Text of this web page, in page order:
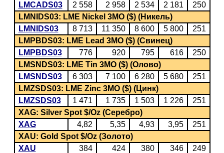
LMCADS03
2 558 2 958 2 534 2 181
250
LMNIDS03: LME Nickel 3MO ($) (Никель)
LMNIDS03
8 713 11 350 8 600 5 800
251
LMPBDS03: LME Lead 3MO ($) (Свинец)
LMPBDS03
776 920 795 616
250
LMSNDS03: LME Tin 3MO ($) (Олово)
LMSNDS03
6 303 7 100 6 280 5 680
251
LMZSDS03: LME Zinc 3MO ($) (Цинк)
LMZSDS03
1 471 1 735 1 503 1 226
251
XAG: Silver Spot $/Oz (Серебро)
XAG
4,82 5,35 4,93 3,95
251
XAU: Gold Spot $/Oz (Золото)
XAU
384 424 380 346
249